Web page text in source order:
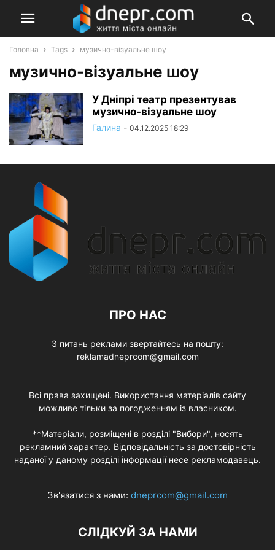
Головна Tags музично-візуальне шоу
музично-візуальне шоу
У Дніпрі театр презентував
музично-візуальне шоу
Галина - 04.12.2025 18:29
ПРО НАС
З питань реклами звертайтесь на пошту:
reklamadneprcom@gmail.com
Всі права захищені. Використання матеріалів сайту
можливе тільки за погодженням із власником.
**Матеріали, розміщені в розділі "Вибори", носять
рекламний характер. Відповідальність за достовірність
наданої у даному розділі інформації несе рекламодавець.
Зв'язатися з нами: dneprcom@gmail.com
СЛІДКУЙ ЗА НАМИ